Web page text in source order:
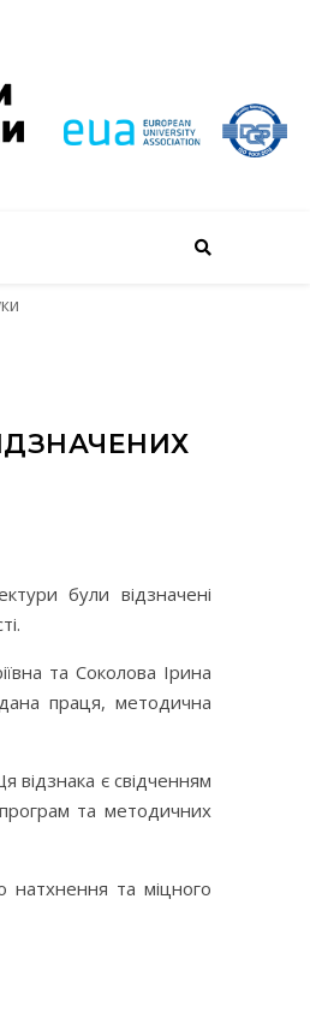
були відзначені
та Соколова Ірина
праця, методична
відзнака є свідченням
програм та методичних
натхнення та міцного